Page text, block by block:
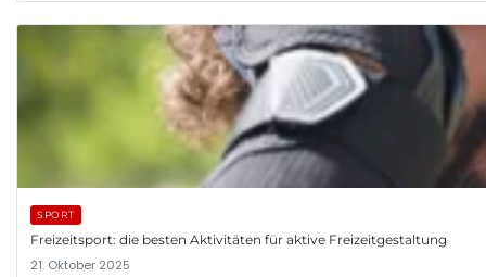
SPORT
Freizeitsport: die besten Aktivitäten für aktive Freizeitgestaltung
21. Oktober 2025